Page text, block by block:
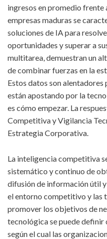
ingresos en promedio frente
empresas maduras se
soluciones de IA para
oportunidades y superar a
multitarea, demuestran un
de combinar fuerzas en la
Estos datos son alentadores
están apostando por la
es cómo empezar. La
Competitiva y Vigilancia
Estrategia Corporativa.
La inteligencia competitiva
sistemático y continuo de
difusión de información útil
el entorno competitivo y las
promover los objetivos de
tecnológica se puede
según el cual las